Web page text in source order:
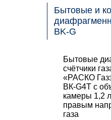
Бытовые и
BK-G
Бытовые
счётчики
«РАСКО
ВК-G4Т с
камеры 1,2
правым
газа